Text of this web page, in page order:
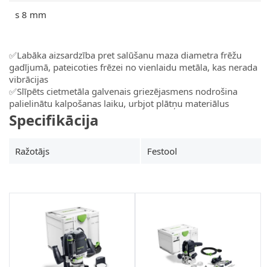
s 8 mm
✅Labāka aizsardzība pret salūšanu maza diametra frēžu
gadījumā, pateicoties frēzei no vienlaidu metāla, kas nerada
vibrācijas
✅Slīpēts cietmetāla galvenais griezējasmens nodrošina
palielinātu kalpošanas laiku, urbjot plātņu materiālus
Specifikācija
Ražotājs Festool